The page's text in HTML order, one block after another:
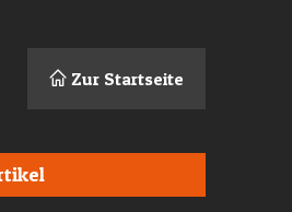
Zur Startseite